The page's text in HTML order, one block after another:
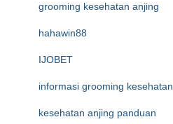
grooming kesehatan anjing
hahawin88
IJOBET
informasi grooming kesehatan
kesehatan anjing panduan